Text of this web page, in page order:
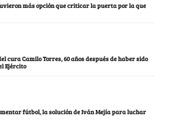
más opción que criticar la puerta por la que
cura Camilo Torres, 60 años después de haber sido
Ejército
fútbol, la solución de Iván Mejía para luchar